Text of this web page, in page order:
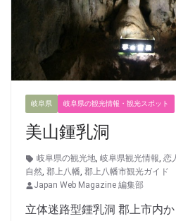
岐阜県 岐阜県の観光情報・観光スポット
美山鍾乳洞
岐阜県の観光地, 岐阜県観光情報, 恋
自然, 郡上八幡, 郡上八幡市観光ガイド
Japan Web Magazine 編集部
立体迷路型鍾乳洞 郡上市内